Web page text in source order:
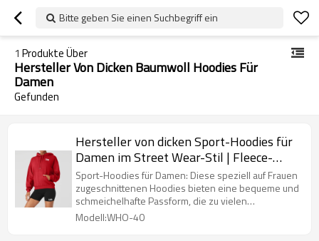
Bitte geben Sie einen Suchbegriff ein
1 Produkte Über
Hersteller Von Dicken Baumwoll Hoodies Für
Damen
Gefunden
Hersteller von dicken Sport-Hoodies für
Damen im Street Wear-Stil | Fleece-
Hoodie mit Baumwolldruck und Logo
Sport-Hoodies für Damen: Diese speziell auf Frauen
zugeschnittenen Hoodies bieten eine bequeme und
schmeichelhafte Passform, die zu vielen
Körpertypen passt.
Modell:WHO-40